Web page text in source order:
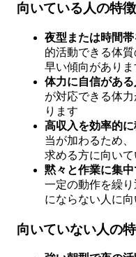
向いている人の特徴
夜型または時間
的活動できる体
早い傾向がありま
体力に自信がある
が対応できる体
ります
高収入を効率的
当が加わるため
求める方に向いて
黙々と作業に集中
一定の動作を繰
にならない人に
向いていない人の